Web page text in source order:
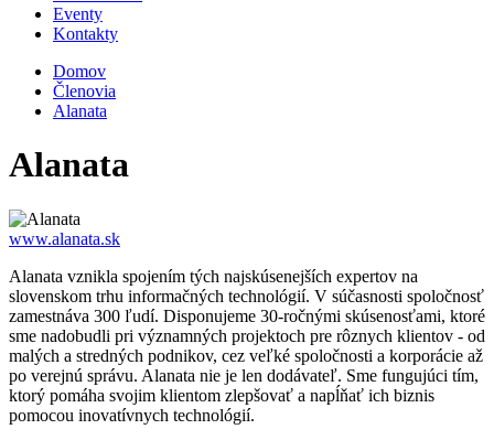
Eventy
Kontakty
Domov
Členovia
Alanata
Alanata
www.alanata.sk
Alanata vznikla spojením tých najskúsenejších expertov na
slovenskom trhu informačných technológií. V súčasnosti spoločnosť
zamestnáva 300 ľudí. Disponujeme 30-ročnými skúsenosťami, ktoré
sme nadobudli pri významných projektoch pre rôznych klientov - od
malých a stredných podnikov, cez veľké spoločnosti a korporácie až
po verejnú správu. Alanata nie je len dodávateľ. Sme fungujúci tím,
ktorý pomáha svojim klientom zlepšovať a napĺňať ich biznis
pomocou inovatívnych technológií.